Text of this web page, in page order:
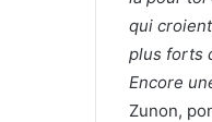
qui
plus forts
Encore
Zunon,